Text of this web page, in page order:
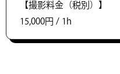
【撮影料金（税別）】
15,000円 / 1h